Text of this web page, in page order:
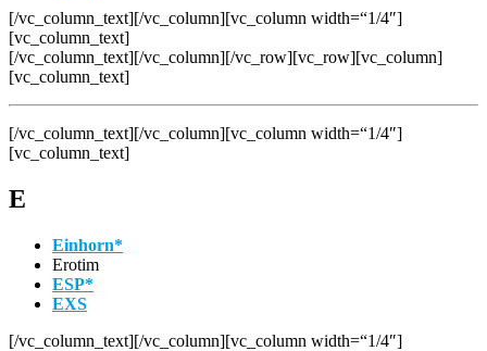
[/vc_column_text][/vc_column][vc_column width=“1/4″]
[vc_column_text]
[/vc_column_text][/vc_column][/vc_row][vc_row][vc_column]
[vc_column_text]
[/vc_column_text][/vc_column][vc_column width=“1/4″]
[vc_column_text]
E
Einhorn*
Erotim
ESP*
EXS
[/vc_column_text][/vc_column][vc_column width=“1/4″]